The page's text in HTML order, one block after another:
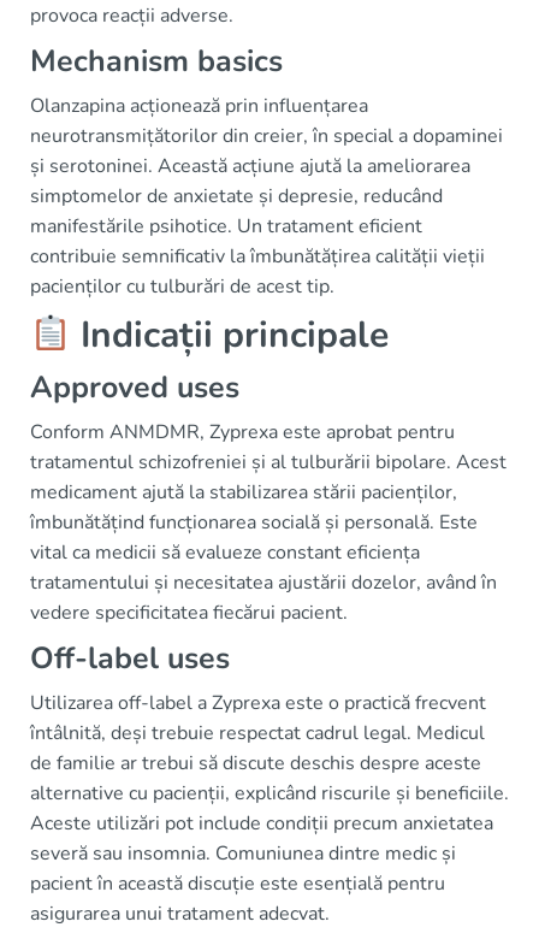
provoca reacții adverse.
Mechanism basics
Olanzapina acționează prin influențarea
neurotransmițătorilor din creier, în special a dopaminei
și serotoninei. Această acțiune ajută la ameliorarea
simptomelor de anxietate și depresie, reducând
manifestările psihotice. Un tratament eficient
contribuie semnificativ la îmbunătățirea calității vieții
pacienților cu tulburări de acest tip.
Indicații principale
Approved uses
Conform ANMDMR, Zyprexa este aprobat pentru
tratamentul schizofreniei și al tulburării bipolare. Acest
medicament ajută la stabilizarea stării pacienților,
îmbunătățind funcționarea socială și personală. Este
vital ca medicii să evalueze constant eficiența
tratamentului și necesitatea ajustării dozelor, având în
vedere specificitatea fiecărui pacient.
Off-label uses
Utilizarea off-label a Zyprexa este o practică frecvent
întâlnită, deși trebuie respectat cadrul legal. Medicul
de familie ar trebui să discute deschis despre aceste
alternative cu pacienții, explicând riscurile și beneficiile.
Aceste utilizări pot include condiții precum anxietatea
severă sau insomnia. Comuniunea dintre medic și
pacient în această discuție este esențială pentru
asigurarea unui tratament adecvat.